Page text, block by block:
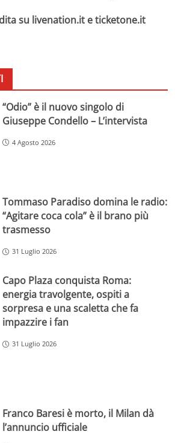
su livenation.it e ticketone.it
“Odio” è il nuovo singolo di
Giuseppe Condello – L’intervista
4 Agosto 2026
Tommaso Paradiso domina le radio:
“Agitare coca cola” è il brano più
trasmesso
31 Luglio 2026
Capo Plaza conquista Roma:
energia travolgente, ospiti a
sorpresa e una scaletta che fa
impazzire i fan
31 Luglio 2026
Franco Baresi è morto, il Milan dà
l’annuncio ufficiale